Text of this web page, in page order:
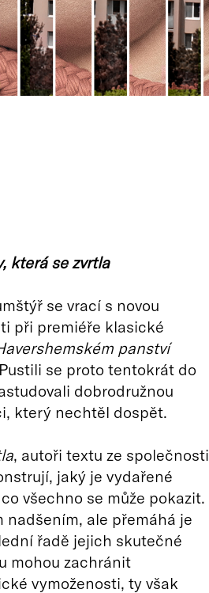
která se zvrtla
se vrací s novou
při premiéře klasické
panství
se proto tentokrát do
dobrodružnou
který nechtěl dospět.
, autoři textu ze společnosti
jaký je vydařené
všechno se může pokazit.
ale přemáhá je
řadě jejich skutečné
mohou zachránit
vymoženosti, ty však